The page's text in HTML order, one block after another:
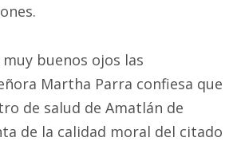
buenos ojos las
Martha Parra confiesa que
de salud de Amatlán de
de la calidad moral del citado